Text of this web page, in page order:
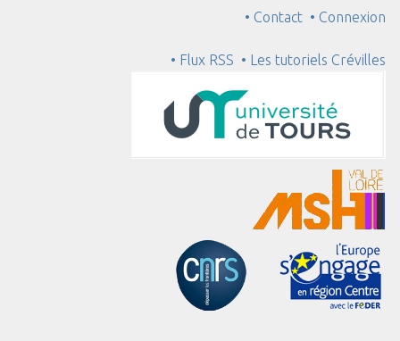
• Contact • Connexion
• Flux RSS • Les tutoriels Crévilles